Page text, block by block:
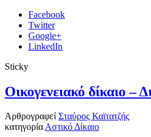
Facebook
Twitter
Google+
LinkedIn
Sticky
Οικογενειακό δίκαιο
ΑρθρογραφείΣταύρος Καϊτατζής
κατηγορίαΑστικό Δίκαιο